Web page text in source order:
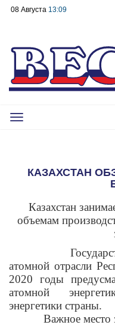
08 Августа 13:09
Toggle
КАЗАХСТАН
Казахстан
объемам
атомной отрасли
2020 годы
атомной
энергетики страны.
Важное место